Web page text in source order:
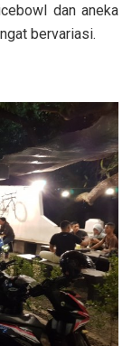
dan aneka
bervariasi.